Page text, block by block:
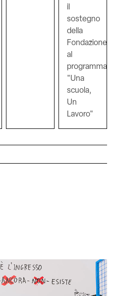
il
sostegno
della
Fondazione
al
programma
"Una
scuola,
Un
Lavoro"